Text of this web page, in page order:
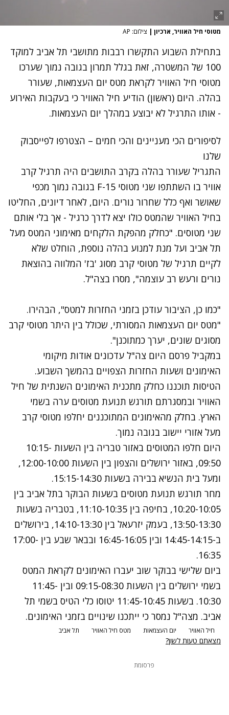
מטוסי חיל האוויר, ארכיון | צילום: AP
בתחילת השבוע התקשרו רבבות מתושבי תל אביב למוקד
100 של המשטרה, זאת בגלל תמרון בגובה נמוך שערכו
מטוסי חיל האוויר לקראת מטס יום העצמאות, שעורר
בהלה. היום (ראשון) הודיע חיל האוויר כי בעקבות האירוע
- אותו התרגיל לא יבוצע במהלך יום העצמאות.
לסיפורים הכי מעניינים והכי חמים – הצטרפו לפייסבוק
שלנו
התגריל שעורר בהלה בקרב התושבים היה תרגיל קרב
אוויר בו השתתפו שני מטוסי F-15 בגובה נמוך מכפי
שאושר ואף כלל שחרור נורים. היום, לאחר דיונים, החליטו
בחיל האוויר שהמטס כולו יצא לדרך כרגיל - אך בלי אותם
שני מטוסים. "כחלק מהפקת הלקחים מאימוני המטס מעל
תל אביב ועל מנת למנוע בהלה נוספת, הוחלט שלא
לקיים תרגיל של מטוסי קרב מסוג 'בז' המלווה בהוצאת
נורים ורעש רב עוצמה", מסרו בצה"ל.
"כמו כן, הציבור עודכן בזמני החזרות למטס", הבהירו.
"מטס יום העצמאות המסורתי, שכולל בין היתר מטוסי קרב
מסוגים שונים, יערך כמתוכנן".
במקביל פרסם היום צה"ל עדכונים אודות מיקומי
האימונים ושעות החזרות הצפויים בהמשך השבוע.
הטיסות תוכננו כחלק מתכנית האימונים השנתית של חיל
האוויר ובמסגרתם תורגש תנועת מטוסים ערה בשמי
הארץ. בחלק מהאימונים המתוכננים יחלפו מטוסי קרב
מעל אזורי יישוב בגובה נמוך.
היום חלפו המטוסים באזור טבריה בין השעות 10:15-
09:50, באזור ירושלים והצפון בין השעות 12:00-10:00,
ומעל בית הנשיא בבירה בשעות 15:15-14:30.
מחר תורגש תנועת מטוסים בשעות הבוקר בתל אביב בין
10:20-10:05, בחיפה בין 11:10-10:35, בטבריה בשעות
13:50-13:30, בעמק יזרעאל בין 14:10-13:30, בירושלים
ב-14:45-14:15 ובין 16:45-16:05 ובבאר שבע בין 17:00-
16:35.
ביום שלישי בבוקר שוב יעברו האימונים לקראת המטס
בשמי ירושלים בין השעות 09:15-08:30 ובין 11:45-
10:30. בשעות 11:45-10:45 יטוסו כלי הטיס בשמי תל
אביב. מצה"ל נמסר כי ייתכנו שינויים בזמני האימונים.
חיל האוויר יום העצמאות מטס חיל האוויר תל אביב
מצאתם טעות לשון?
פרסומת